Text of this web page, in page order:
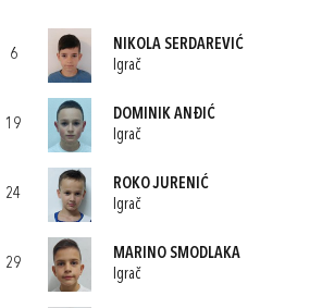
6
NIKOLA SERDAREVIĆ
Igrač
19
DOMINIK ANĐIĆ
Igrač
24
ROKO JURENIĆ
Igrač
29
MARINO SMODLAKA
Igrač